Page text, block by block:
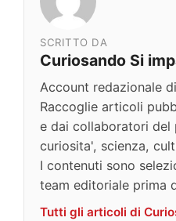
SCRITTO DA
Curiosando Si
Account redazionale
Raccoglie articoli
e dai collaboratori
curiosita', scienza,
I contenuti sono
team editoriale prima
Tutti gli articoli di